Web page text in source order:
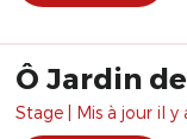
Ô Jardin
Stage | Mis à jour il y